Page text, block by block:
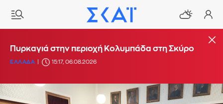
Πυρκαγιά στην περιοχή Κολυμπάδα στη Σκύρο
ΕΛΛΑΔΑ 15:17, 06.08.2026